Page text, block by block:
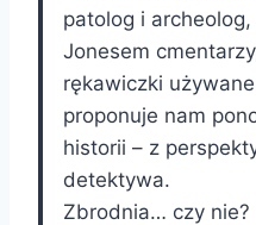
patolog i
Jonesem
rękawiczki
proponuje nam
historii – z
detektywa.
Zbrodnia… czy nie?